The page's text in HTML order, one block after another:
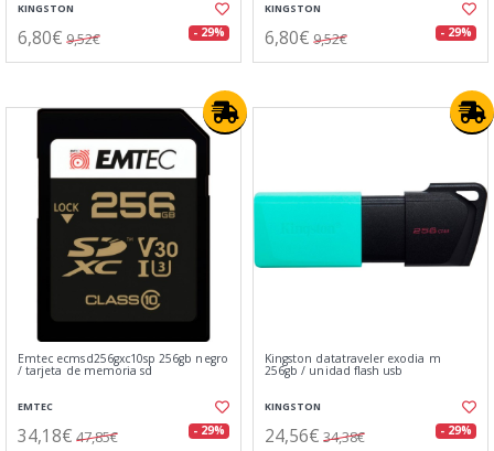
KINGSTON
6,80€ 9,52€ - 29%
KINGSTON
6,80€ 9,52€ - 29%
Emtec ecmsd256gxc10sp 256gb negro
/ tarjeta de memoria sd
EMTEC
34,18€ 47,85€ - 29%
Kingston datatraveler exodia m
256gb / unidad flash usb
KINGSTON
24,56€ 34,38€ - 29%